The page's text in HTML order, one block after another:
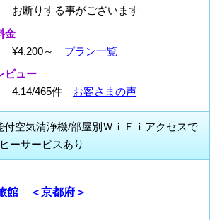
お断りする事がございます
金
¥4,200～ プラン一覧
ビュー
4.14/465件 お客さまの声
空気清浄機/部屋別ＷｉＦｉアクセスで
ーサービスあり
館 ＜京都府＞